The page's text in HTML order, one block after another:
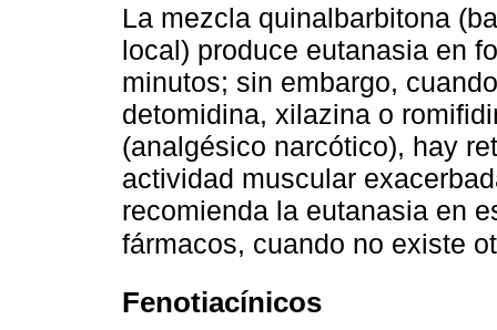
La mezcla quinalbarbitona
local) produce eutanasia en
minutos; sin embargo,
detomidina, xilazina o
(analgésico narcótico), hay
actividad muscular
recomienda la eutanasia en
fármacos, cuando no existe
Fenotiacínicos